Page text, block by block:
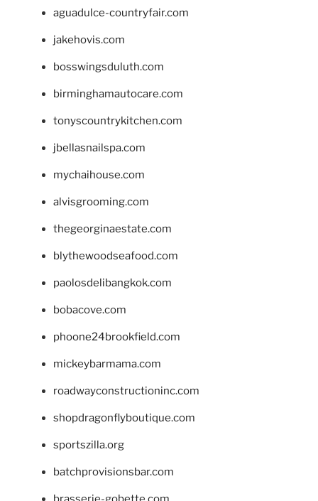
aguadulce-countryfair.com
jakehovis.com
bosswingsduluth.com
birminghamautocare.com
tonyscountrykitchen.com
jbellasnailspa.com
mychaihouse.com
alvisgrooming.com
thegeorginaestate.com
blythewoodseafood.com
paolosdelibangkok.com
bobacove.com
phoone24brookfield.com
mickeybarmama.com
roadwayconstructioninc.com
shopdragonflyboutique.com
sportszilla.org
batchprovisionsbar.com